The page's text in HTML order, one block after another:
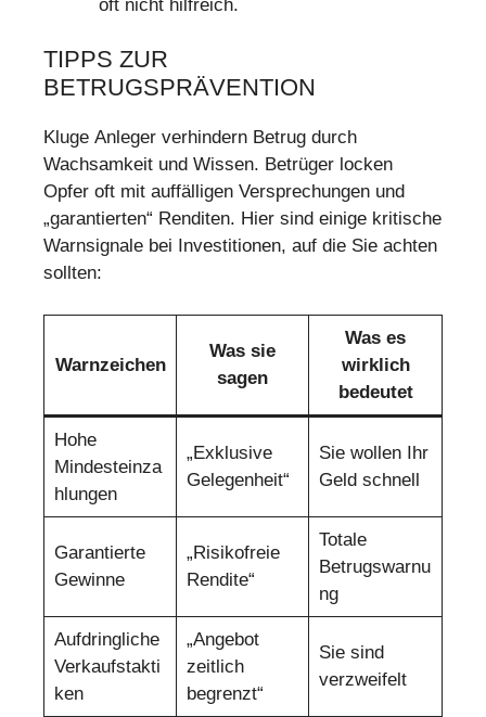
oft nicht hilfreich.
TIPPS ZUR
BETRUGSPRÄVENTION
Kluge Anleger verhindern Betrug durch
Wachsamkeit und Wissen. Betrüger locken
Opfer oft mit auffälligen Versprechungen und
„garantierten“ Renditen. Hier sind einige kritische
Warnsignale bei Investitionen, auf die Sie achten
sollten:
Warnzeichen
Was sie
sagen
Was es
wirklich
bedeutet
Hohe
Mindesteinza
hlungen
„Exklusive
Gelegenheit“
Sie wollen Ihr
Geld schnell
Garantierte
Gewinne
„Risikofreie
Rendite“
Totale
Betrugswarnu
ng
Aufdringliche
Verkaufstakti
ken
„Angebot
zeitlich
begrenzt“
Sie sind
verzweifelt